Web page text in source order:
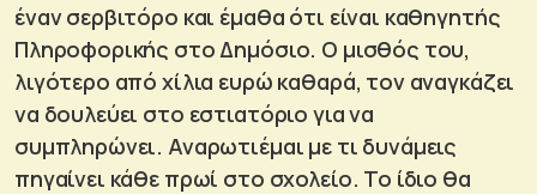
έναν σερβιτόρο και έμαθα ότι είναι καθηγητής
Πληροφορικής στο Δημόσιο. Ο μισθός του,
λιγότερο από χίλια ευρώ καθαρά, τον αναγκάζει
να δουλεύει στο εστιατόριο για να
συμπληρώνει. Αναρωτιέμαι με τι δυνάμεις
πηγαίνει κάθε πρωί στο σχολείο. Το ίδιο θα